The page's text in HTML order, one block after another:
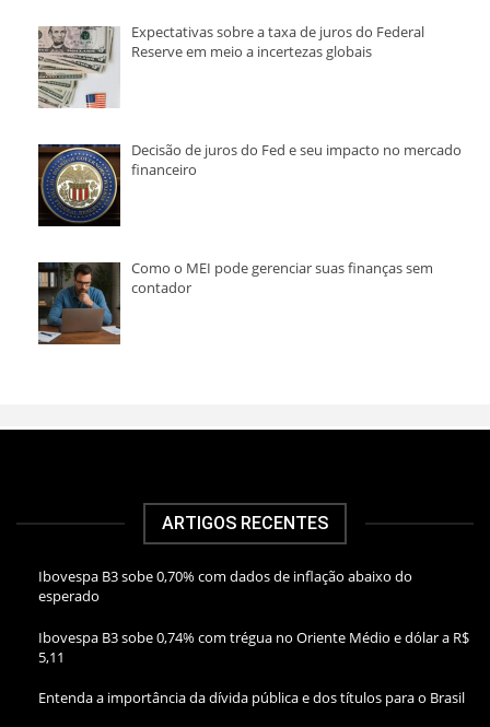
Expectativas sobre a taxa de juros do Federal
Reserve em meio a incertezas globais
Decisão de juros do Fed e seu impacto no mercado
financeiro
Como o MEI pode gerenciar suas finanças sem
contador
ARTIGOS RECENTES
Ibovespa B3 sobe 0,70% com dados de inflação abaixo do
esperado
Ibovespa B3 sobe 0,74% com trégua no Oriente Médio e dólar a R$
5,11
Entenda a importância da dívida pública e dos títulos para o Brasil